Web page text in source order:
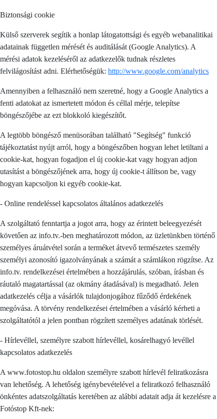
Biztonsági cookie
Külső szerverek segítik a honlap látogatottsági és egyéb webanalitikai
adatainak független mérését és auditálását (Google Analytics). A
mérési adatok kezeléséről az adatkezelők tudnak részletes
felvilágosítást adni. Elérhetőségük: http://www.google.com/analytics
Amennyiben a felhasználó nem szeretné, hogy a Google Analytics a
fenti adatokat az ismertetett módon és céllal mérje, telepítse
böngészőjébe az ezt blokkoló kiegészítőt.
A legtöbb böngésző menüsorában található "Segítség" funkció
tájékoztatást nyújt arról, hogy a böngészőben hogyan lehet letiltani a
cookie-kat, hogyan fogadjon el új cookie-kat vagy hogyan adjon
utasítást a böngészőjének arra, hogy új cookie-t állítson be, vagy
hogyan kapcsoljon ki egyéb cookie-kat.
- Online rendeléssel kapcsolatos általános adatkezelés
A szolgáltató fenntartja a jogot arra, hogy az érintett beleegyezését
követően az info.tv.-ben meghatározott módon, az üzletünkben történő
személyes áruátvétel során a terméket átvevő természetes személy
személyi azonosító igazolványának a számát a számlákon rögzítse. Az
info.tv. rendelkezései értelmében a hozzájárulás, szóban, írásban és
ráutaló magatartással (az okmány átadásával) is megadható. Jelen
adatkezelés célja a vásárlók tulajdonjogához fűződő érdekének
megóvása. A törvény rendelkezései értelmében a vásárló kérheti a
szolgáltatótól a jelen pontban rögzített személyes adatának törlését.
- Hírlevéllel, személyre szabott hírlevéllel, kosárelhagyó levéllel
kapcsolatos adatkezelés
A www.fotostop.hu oldalon személyre szabott hírlevél feliratkozásra
van lehetőség. A lehetőség igénybevételével a feliratkozó felhasználó
önkéntes adatszolgáltatás keretében az alábbi adatait adja át kezelésre a
Fotóstop Kft-nek: